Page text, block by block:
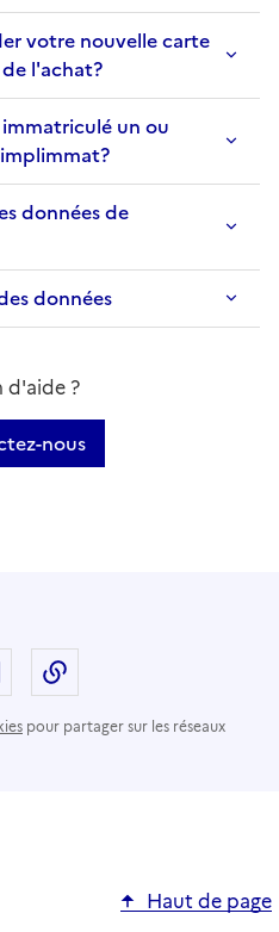
votre nouvelle carte
l'achat?
un ou
données de
données
d'aide ?
nous
pour partager sur les réseaux
sur LinkedIn
Partager par email
Haut de page